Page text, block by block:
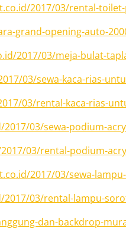
2017/03/rental-
grand-opening-auto-
2017/03/meja-bulat-
03/sewa-kaca-rias-
03/rental-kaca-rias-
03/sewa-podium-
03/rental-podium-
2017/03/sewa-
03/rental-lampu-
dan-backdrop-